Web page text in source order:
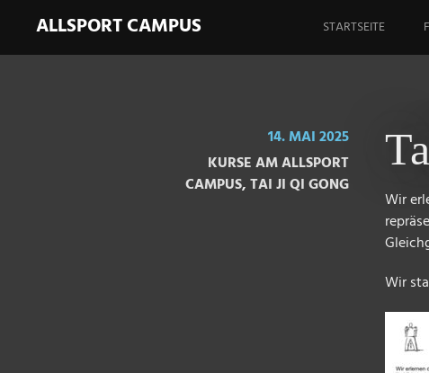
ALLSPORT CAMPUS
zum
STARTSEITE
14. MAI 2025
KURSE AM ALLSPORT
CAMPUS,TAI JI QI GONG
Wir
Wir